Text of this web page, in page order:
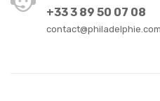
+33 3 89 50 07 08
contact@philadelphie.com